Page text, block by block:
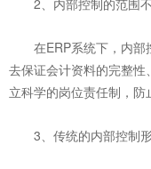
2、内部控制的范围
在ERP系统下，内部
去保证会计资料的完整
立科学的岗位责任制，防
3、传统的内部控制